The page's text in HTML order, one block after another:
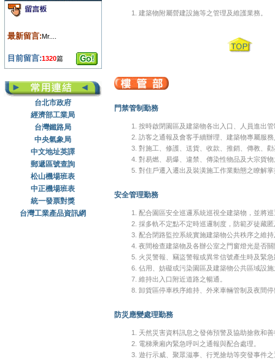
最新留言:Mr....
目前留言:1320篇
台北市政府
經濟部工業局
台灣鐵路局
中央氣象局
中文地址英譯
郵遞區號查詢
松山機場班表
中正機場班表
統一發票對獎
台灣工業產品資訊網
建築物附屬營建設施等之管理及維護業務。
門禁管制勤務
按時啟閉園區及建築物各出入口、人員進出
訪客之通報及會客手續辦理、建築物專屬服
對施工、修護、送貨、收款、推銷、傳教、
對易燃、易爆、違禁、傳染性物品及大宗貨
對住戶遷入遷出及裝潢施工作業動態之瞭解
安全管理勤務
配合園區安全巡邏系統巡視全建築物，並將
採多軌不定點不定時巡邏制度，防範歹徒藏
配合閉路監控系統實施建築物公共秩序之維
夜間檢查建築物及各辦公室之門窗燈光是否
火災警報、竊盜警報或異常信號產生時及緊
佔用、妨礙或污染園區及建築物公共區域設
維持出入口附近道路之暢通。
卸貨區停車秩序維持、外來車輛管制及夜間
防災應變處理勤務
天然災害資料訊息之發佈預警及協助搶救和
電梯乘廂內緊急呼叫之通報與配合處理。
遊行示威、聚眾滋事、行兇搶劫等突發事件